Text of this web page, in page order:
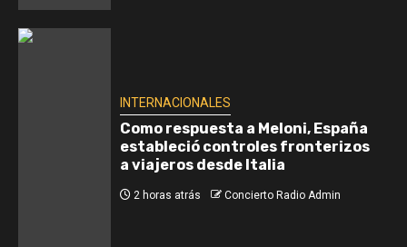
INTERNACIONALES
Como respuesta a Meloni, España
estableció controles fronterizos
a viajeros desde Italia
2 horas atrás Concierto Radio Admin